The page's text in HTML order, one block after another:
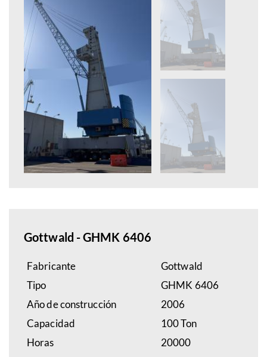
Gottwald - GHMK 6406
Fabricante
Gottwald
Tipo
GHMK 6406
Año de construcción
2006
Capacidad
100 Ton
Horas
20000